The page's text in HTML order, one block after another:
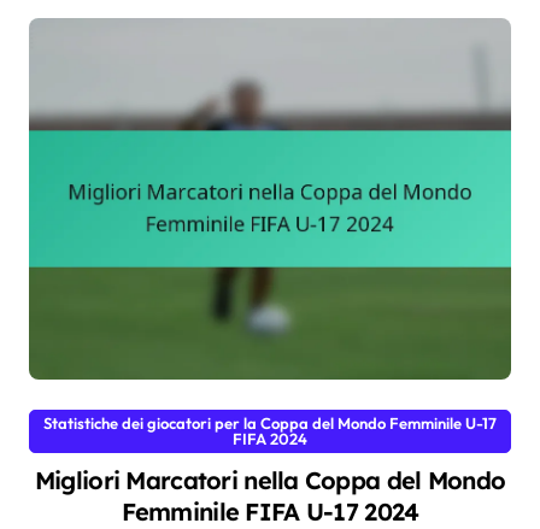
Statistiche dei giocatori per la Coppa del Mondo Femminile U-17
FIFA 2024
Migliori Marcatori nella Coppa del Mondo
Femminile FIFA U-17 2024